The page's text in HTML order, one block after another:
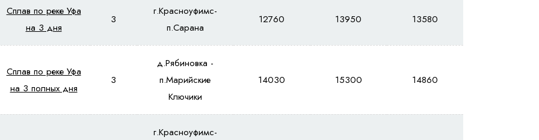
Сплав по реке Уфа
на 3 дня
3
г.Красноуфимс-
п.Сарана
12760 13950 13580
Сплав по реке Уфа
на 3 полных дня
3
д.Рябиновка -
п.Марийские
Ключики
14030 15300 14860
г.Красноуфимс-